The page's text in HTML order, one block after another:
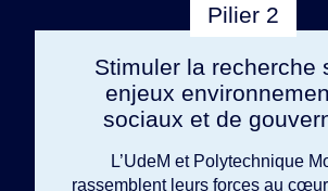
Pilier 2
Stimuler la recherche
enjeux
sociaux et de
L’UdeM et Polytechnique
rassemblent leurs forces au cœur